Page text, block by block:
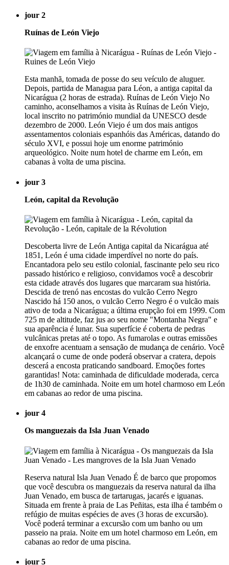
jour 2
Ruínas de León Viejo
Esta manhã, tomada de posse do seu veículo de aluguer.
Depois, partida de Managua para Léon, a antiga capital da
Nicarágua (2 horas de estrada). Ruínas de León Viejo No
caminho, aconselhamos a visita às Ruínas de León Viejo,
local inscrito no património mundial da UNESCO desde
dezembro de 2000. León Viejo é um dos mais antigos
assentamentos coloniais espanhóis das Américas, datando do
século XVI, e possui hoje um enorme património
arqueológico. Noite num hotel de charme em León, em
cabanas à volta de uma piscina.
jour 3
León, capital da Revolução
Descoberta livre de León Antiga capital da Nicarágua até
1851, León é uma cidade imperdível no norte do país.
Encantadora pelo seu estilo colonial, fascinante pelo seu rico
passado histórico e religioso, convidamos você a descobrir
esta cidade através dos lugares que marcaram sua história.
Descida de trenó nas encostas do vulcão Cerro Negro
Nascido há 150 anos, o vulcão Cerro Negro é o vulcão mais
ativo de toda a Nicarágua; a última erupção foi em 1999. Com
725 m de altitude, faz jus ao seu nome "Montanha Negra" e
sua aparência é lunar. Sua superfície é coberta de pedras
vulcânicas pretas até o topo. As fumarolas e outras emissões
de enxofre acentuam a sensação de mudança de cenário. Você
alcançará o cume de onde poderá observar a cratera, depois
descerá a encosta praticando sandboard. Emoções fortes
garantidas! Nota: caminhada de dificuldade moderada, cerca
de 1h30 de caminhada. Noite em um hotel charmoso em León
em cabanas ao redor de uma piscina.
jour 4
Os manguezais da Isla Juan Venado
Reserva natural Isla Juan Venado É de barco que propomos
que você descubra os manguezais da reserva natural da ilha
Juan Venado, em busca de tartarugas, jacarés e iguanas.
Situada em frente à praia de Las Peñitas, esta ilha é também o
refúgio de muitas espécies de aves (3 horas de excursão).
Você poderá terminar a excursão com um banho ou um
passeio na praia. Noite em um hotel charmoso em León, em
cabanas ao redor de uma piscina.
jour 5